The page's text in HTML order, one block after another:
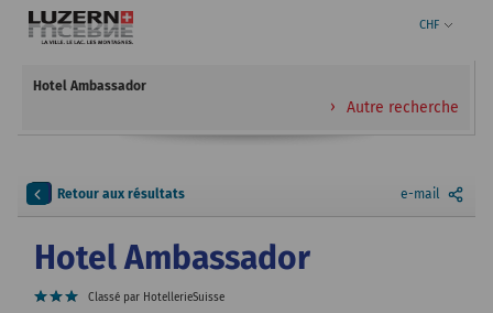
CHF
Hotel Ambassador
Autre recherche
Retour aux résultats e-mail
Hotel Ambassador
Classé par HotellerieSuisse